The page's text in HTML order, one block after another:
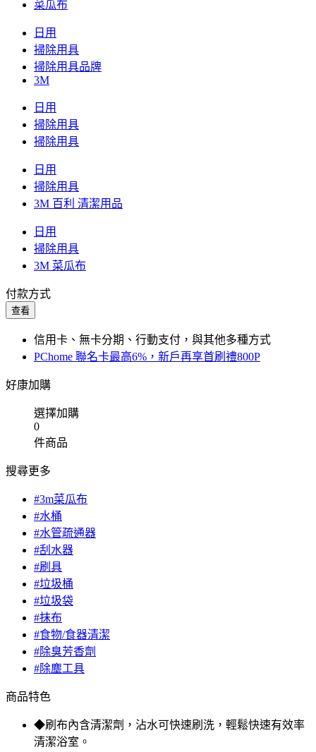
菜瓜布
日用
掃除用具
掃除用具品牌
3M
日用
掃除用具
掃除用具
日用
掃除用具
3M 百利 清潔用品
日用
掃除用具
3M 菜瓜布
付款方式
查看
信用卡、無卡分期、行動支付，與其他多種方式
PChome 聯名卡最高6%，新戶再享首刷禮800P
好康加購
選擇加購
0
件商品
搜尋更多
#3m菜瓜布
#水桶
#水管疏通器
#刮水器
#刷具
#垃圾桶
#垃圾袋
#抹布
#食物/食器清潔
#除臭芳香劑
#除塵工具
商品特色
◆刷布內含清潔劑，沾水可快速刷洗，輕鬆快速有效率
清潔浴室。